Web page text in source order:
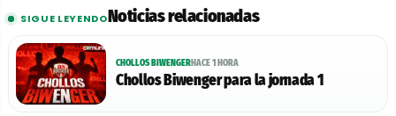
SIGUE LEYENDONoticias relacionadas
CHOLLOS BIWENGERHACE 1 HORA
Chollos Biwenger para la jornada 1